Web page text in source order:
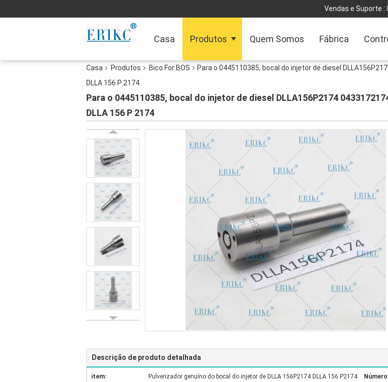
Vendas e Suporte :
Casa Produtos Quem Somos Fábrica
Casa Produtos Bico For BOS
Para o 0445110385, bocal do injetor de diesel
DLLA 156 P 2174
Para o 0445110385, bocal do injetor de diesel DLLA156P2174
DLLA 156 P 2174
Descrição de produto detalhada
item: Pulverizador genuíno do bocal do injetor de DLLA 156P2174 DLLA 156 P2174